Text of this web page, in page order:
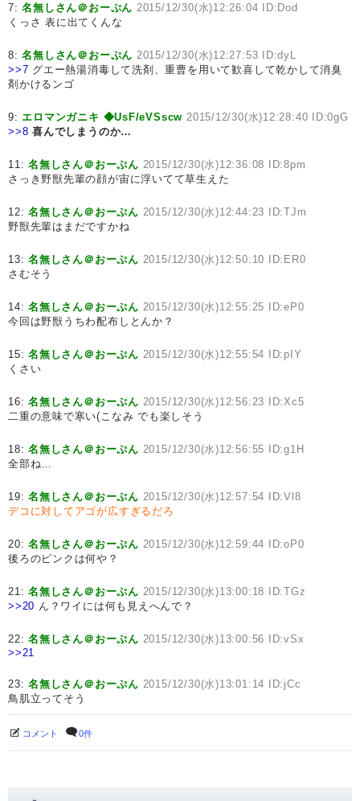
7:名無しさん＠おーぷん 2015/12/30(水)12:26:04 ID:Dod
くっさ 表に出てくんな
8:名無しさん＠おーぷん 2015/12/30(水)12:27:53 ID:dyL
>>7 グエー熱湯消毒して洗剤、重曹を用いて歓喜して乾かして消臭
剤かけるンゴ
9: エロマンガニキ ◆UsF/eVSscw 2015/12/30(水)12:28:40 ID:0gG
>>8 喜んでしまうのか…
11:名無しさん＠おーぷん 2015/12/30(水)12:36:08 ID:8pm
さっき野獣先輩の顔が宙に浮いてて草生えた
12:名無しさん＠おーぷん 2015/12/30(水)12:44:23 ID:TJm
野獣先輩はまだですかね
13:名無しさん＠おーぷん 2015/12/30(水)12:50:10 ID:ER0
さむそう
14:名無しさん＠おーぷん 2015/12/30(水)12:55:25 ID:eP0
今回は野獣うちわ配布しとんか？
15:名無しさん＠おーぷん 2015/12/30(水)12:55:54 ID:pIY
くさい
16:名無しさん＠おーぷん 2015/12/30(水)12:56:23 ID:Xc5
二重の意味で寒い(こなみ でも楽しそう
18:名無しさん＠おーぷん 2015/12/30(水)12:56:55 ID:g1H
全部ね…
19:名無しさん＠おーぷん 2015/12/30(水)12:57:54 ID:Vl8
デコに対してアゴが広すぎるだろ
20:名無しさん＠おーぷん 2015/12/30(水)12:59:44 ID:oP0
後ろのピンクは何や？
21:名無しさん＠おーぷん 2015/12/30(水)13:00:18 ID:TGz
>>20 ん？ワイには何も見えへんで？
22:名無しさん＠おーぷん 2015/12/30(水)13:00:56 ID:vSx
>>21
23:名無しさん＠おーぷん 2015/12/30(水)13:01:14 ID:jCc
鳥肌立ってそう
コメント 0件